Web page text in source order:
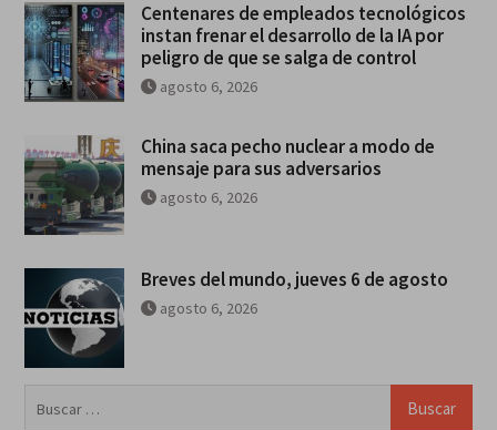
Centenares de empleados tecnológicos
instan frenar el desarrollo de la IA por
peligro de que se salga de control
agosto 6, 2026
China saca pecho nuclear a modo de
mensaje para sus adversarios
agosto 6, 2026
Breves del mundo, jueves 6 de agosto
agosto 6, 2026